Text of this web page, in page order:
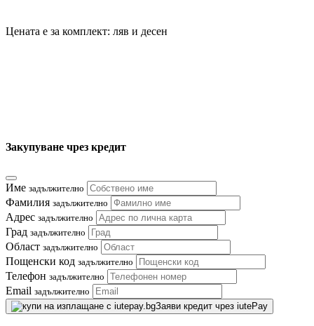
Цената е за комплект: ляв и десен
Закупуване чрез кредит
Име задължително
Фамилия задължително
Адрес задължително
Град задължително
Област задължително
Пощенски код задължително
Телефон задължително
Email задължително
Заяви кредит чрез iutePay